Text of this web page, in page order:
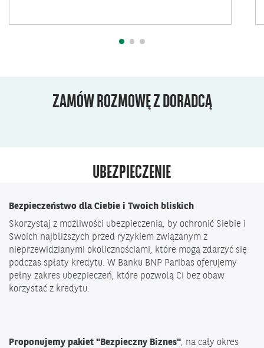
ZAMÓW ROZMOWĘ Z DORADCĄ
UBEZPIECZENIE
Bezpieczeństwo dla Ciebie i Twoich bliskich
Skorzystaj z możliwości ubezpieczenia, by ochronić Siebie i
Swoich najbliższych przed ryzykiem związanym z
nieprzewidzianymi okolicznościami, które mogą zdarzyć się
podczas spłaty kredytu. W Banku BNP Paribas oferujemy
pełny zakres ubezpieczeń, które pozwolą Ci bez obaw
korzystać z kredytu.
Proponujemy pakiet "Bezpieczny Biznes", na cały okres